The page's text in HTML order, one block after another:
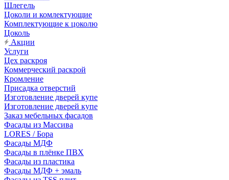
Шлегель
Цоколи и комлектующие
Комплектующие к цоколю
Цоколь
Акции
Услуги
Цех раскроя
Коммерческий раскрой
Кромление
Присадка отверстий
Изготовление дверей купе
Изготовление дверей купе
Заказ мебельных фасадов
Фасады из Массива
LORES / Бора
Фасады МДФ
Фасады в плёнке ПВХ
Фасады из пластика
Фасады МДФ + эмаль